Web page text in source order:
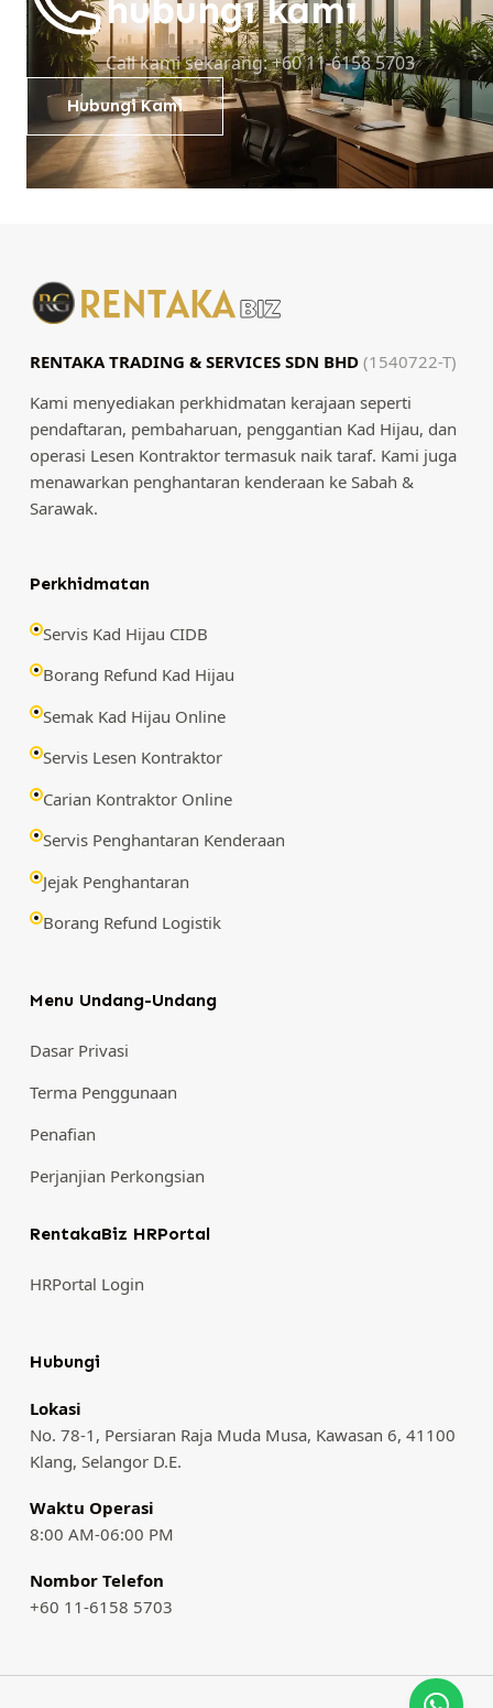
hubungi kami
Call kami sekarang: +60 11-6158 5703
Hubungi Kami
RENTAKA TRADING & SERVICES SDN BHD (1540722-T)
Kami menyediakan perkhidmatan kerajaan seperti
pendaftaran, pembaharuan, penggantian Kad Hijau, dan
operasi Lesen Kontraktor termasuk naik taraf. Kami juga
menawarkan penghantaran kenderaan ke Sabah &
Sarawak.
Perkhidmatan
Servis Kad Hijau CIDB
Borang Refund Kad Hijau
Semak Kad Hijau Online
Servis Lesen Kontraktor
Carian Kontraktor Online
Servis Penghantaran Kenderaan
Jejak Penghantaran
Borang Refund Logistik
Menu Undang-Undang
Dasar Privasi
Terma Penggunaan
Penafian
Perjanjian Perkongsian
RentakaBiz HRPortal
HRPortal Login
Hubungi
Lokasi
No. 78-1, Persiaran Raja Muda Musa, Kawasan 6, 41100
Klang, Selangor D.E.
Waktu Operasi
8:00 AM-06:00 PM
Nombor Telefon
+60 11-6158 5703